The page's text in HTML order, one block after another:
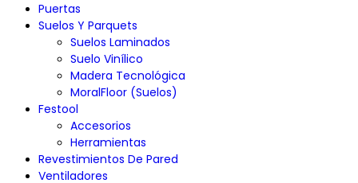
Puertas
Suelos Y Parquets
Suelos Laminados
Suelo Vinílico
Madera Tecnológica
MoralFloor (Suelos)
Festool
Accesorios
Herramientas
Revestimientos De Pared
Ventiladores